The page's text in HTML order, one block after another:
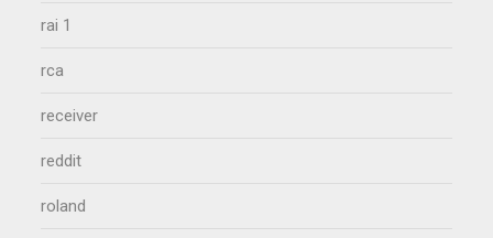
rai 1
rca
receiver
reddit
roland